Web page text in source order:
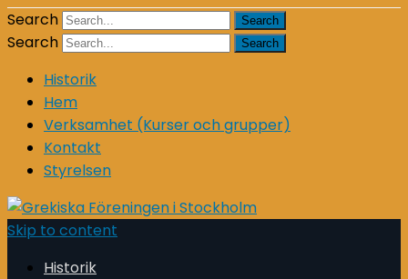
Search
Search
Historik
Hem
Verksamhet (Kurser och grupper)
Kontakt
Styrelsen
Skip to content
Historik